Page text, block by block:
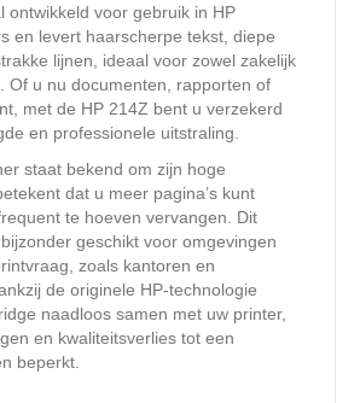
ontwikkeld voor gebruik in HP
en levert haarscherpe tekst, diepe
lijnen, ideaal voor zowel zakelijk
Of u nu documenten, rapporten of
met de HP 214Z bent u verzekerd
en professionele uitstraling.
staat bekend om zijn hoge
dat u meer pagina’s kunt
te hoeven vervangen. Dit
geschikt voor omgevingen
zoals kantoren en
de originele HP-technologie
naadloos samen met uw printer,
en kwaliteitsverlies tot een
beperkt.